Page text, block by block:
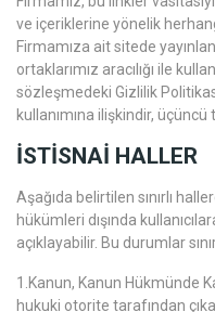
ve içeriklerine yönelik
Firmamıza ait sitede
ortaklarımız aracılığı ile
sözleşmedeki Gizlilik
kullanımına ilişkindir,
İSTİSNAİ HALLER
Aşağıda belirtilen sınırlı
hükümleri dışında
açıklayabilir. Bu durumlar
1.Kanun, Kanun Hükmünde
hukuki otorite tarafından